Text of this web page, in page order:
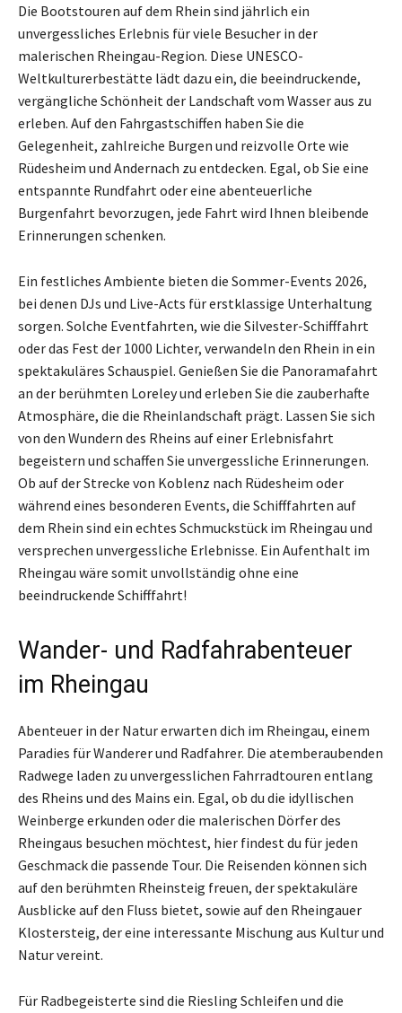
Die Bootstouren auf dem Rhein sind jährlich ein
unvergessliches Erlebnis für viele Besucher in der
malerischen Rheingau-Region. Diese UNESCO-
Weltkulturerbestätte lädt dazu ein, die beeindruckende,
vergängliche Schönheit der Landschaft vom Wasser aus zu
erleben. Auf den Fahrgastschiffen haben Sie die
Gelegenheit, zahlreiche Burgen und reizvolle Orte wie
Rüdesheim und Andernach zu entdecken. Egal, ob Sie eine
entspannte Rundfahrt oder eine abenteuerliche
Burgenfahrt bevorzugen, jede Fahrt wird Ihnen bleibende
Erinnerungen schenken.
Ein festliches Ambiente bieten die Sommer-Events 2026,
bei denen DJs und Live-Acts für erstklassige Unterhaltung
sorgen. Solche Eventfahrten, wie die Silvester-Schifffahrt
oder das Fest der 1000 Lichter, verwandeln den Rhein in ein
spektakuläres Schauspiel. Genießen Sie die Panoramafahrt
an der berühmten Loreley und erleben Sie die zauberhafte
Atmosphäre, die die Rheinlandschaft prägt. Lassen Sie sich
von den Wundern des Rheins auf einer Erlebnisfahrt
begeistern und schaffen Sie unvergessliche Erinnerungen.
Ob auf der Strecke von Koblenz nach Rüdesheim oder
während eines besonderen Events, die Schifffahrten auf
dem Rhein sind ein echtes Schmuckstück im Rheingau und
versprechen unvergessliche Erlebnisse. Ein Aufenthalt im
Rheingau wäre somit unvollständig ohne eine
beeindruckende Schifffahrt!
Wander- und Radfahrabenteuer
im Rheingau
Abenteuer in der Natur erwarten dich im Rheingau, einem
Paradies für Wanderer und Radfahrer. Die atemberaubenden
Radwege laden zu unvergesslichen Fahrradtouren entlang
des Rheins und des Mains ein. Egal, ob du die idyllischen
Weinberge erkunden oder die malerischen Dörfer des
Rheingaus besuchen möchtest, hier findest du für jeden
Geschmack die passende Tour. Die Reisenden können sich
auf den berühmten Rheinsteig freuen, der spektakuläre
Ausblicke auf den Fluss bietet, sowie auf den Rheingauer
Klostersteig, der eine interessante Mischung aus Kultur und
Natur vereint.
Für Radbegeisterte sind die Riesling Schleifen und die